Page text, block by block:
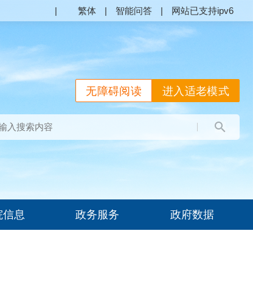
| 繁体 | 智能问答 | 网站已支持ipv6
进入适老模式
无障碍阅读
信息 政务服务 政府数据